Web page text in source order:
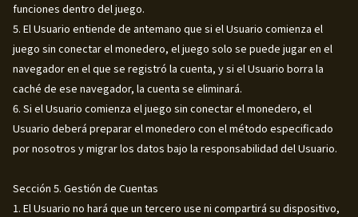
funciones dentro del juego.
5. El Usuario entiende de antemano que si el Usuario comienza el
juego sin conectar el monedero, el juego solo se puede jugar en el
navegador en el que se registró la cuenta, y si el Usuario borra la
caché de ese navegador, la cuenta se eliminará.
6. Si el Usuario comienza el juego sin conectar el monedero, el
Usuario deberá preparar el monedero con el método especificado
por nosotros y migrar los datos bajo la responsabilidad del Usuario.
Sección 5. Gestión de Cuentas
1. El Usuario no hará que un tercero use ni compartirá su dispositivo,